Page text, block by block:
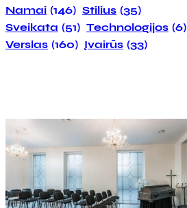
Namai (146) Stilius (35)
Sveikata (51) Technologijos (6)
Verslas (160) Įvairūs (33)